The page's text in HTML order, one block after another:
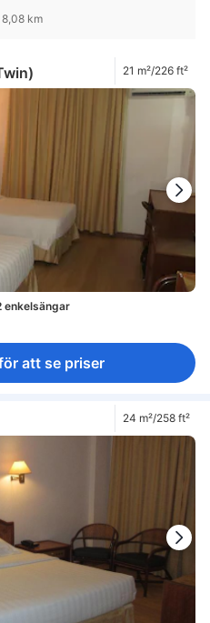
8,08 km
21 m²/226 ft²
enkelsängar
att se priser
24 m²/258 ft²